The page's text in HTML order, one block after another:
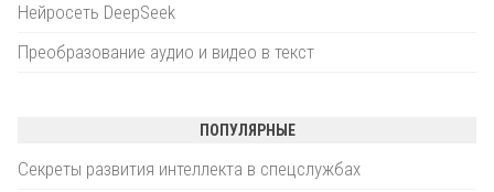
Нейросеть DeepSeek
Преобразование аудио и видео в текст
ПОПУЛЯРНЫЕ
Секреты развития интеллекта в спецслужбах